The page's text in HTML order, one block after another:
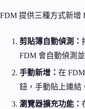
FDM 提供三種方式新增
剪貼簿自動偵測：
FDM 會自動偵測
手動新增： 在
鈕，手動貼上連結
瀏覽器擴充功能：